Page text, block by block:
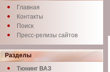
Главная
Контакты
Поиск
Пресс-релизы сайтов
Разделы
Тюнинг ВАЗ